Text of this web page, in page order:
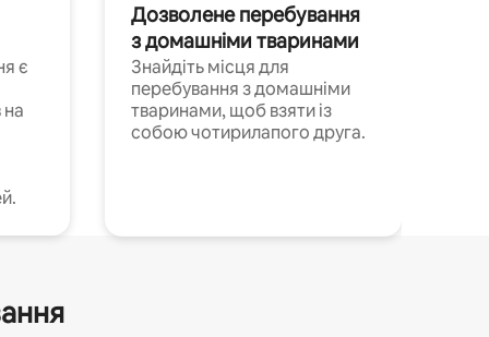
є
на
Дозволене перебування
з домашніми тваринами
Знайдіть місця для
перебування з домашніми
тваринами, щоб взяти із
собою чотирилапого друга.